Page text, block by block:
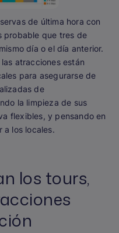
de última hora con
probable que tres de
día o el día anterior.
atracciones están
para asegurarse de
de
la limpieza de sus
flexibles, y pensando en
a los locales.
los tours,